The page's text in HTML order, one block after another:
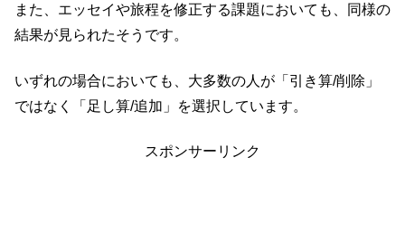
また、エッセイや旅程を修正する課題においても、同様の
結果が見られたそうです。
いずれの場合においても、大多数の人が「引き算/削除」
ではなく「足し算/追加」を選択しています。
スポンサーリンク